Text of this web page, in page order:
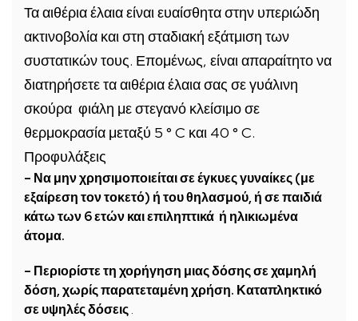
Τα αιθέρια έλαια είναι ευαίσθητα στην υπεριώδη
ακτινοβολία και στη σταδιακή εξάτμιση των
συστατικών τους. Επομένως, είναι απαραίτητο να
διατηρήσετε τα αιθέρια έλαια σας σε γυάλινη
σκούρα φιάλη με στεγανό κλείσιμο σε
θερμοκρασία μεταξύ 5 ° C και 40 ° C.
Προφυλάξεις
– Να μην χρησιμοποιείται σε έγκυες γυναίκες (με
εξαίρεση τον τοκετό) ή του θηλασμού, ή σε παιδιά
κάτω των 6 ετών και επιληπτικά ή ηλικιωμένα
άτομα.
– Περιορίστε τη χορήγηση μιας δόσης σε χαμηλή
δόση, χωρίς παρατεταμένη χρήση. Καταπληκτικό
σε υψηλές δόσεις.